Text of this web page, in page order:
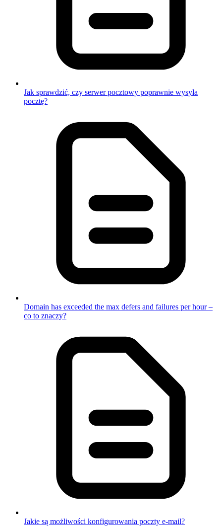
Jak sprawdzić, czy serwer pocztowy poprawnie wysyła
pocztę?
Domain has exceeded the max defers and failures per hour –
co to znaczy?
Jakie są możliwości konfigurowania poczty e-mail?